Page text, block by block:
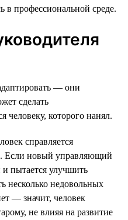
в профессиональной среде.
— они
сделать
человеку, которого нанял.
справляется
Если новый управляющий
и пытается улучшить
несколько недовольных
— значит, человек
не влияя на развитие